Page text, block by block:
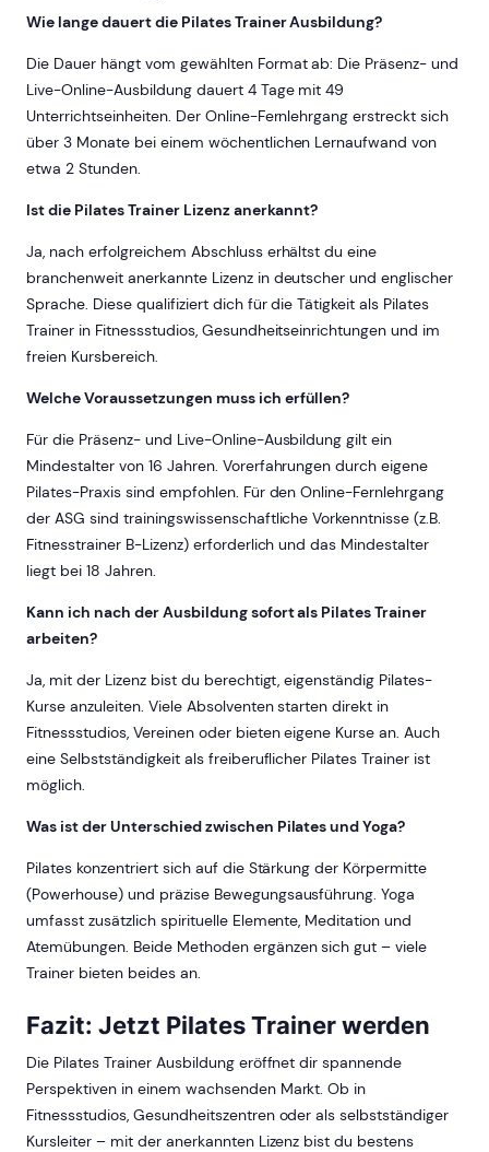
Wie lange dauert die Pilates Trainer Ausbildung?
Die Dauer hängt vom gewählten Format ab: Die Präsenz- und
Live-Online-Ausbildung dauert 4 Tage mit 49
Unterrichtseinheiten. Der Online-Fernlehrgang erstreckt sich
über 3 Monate bei einem wöchentlichen Lernaufwand von
etwa 2 Stunden.
Ist die Pilates Trainer Lizenz anerkannt?
Ja, nach erfolgreichem Abschluss erhältst du eine
branchenweit anerkannte Lizenz in deutscher und englischer
Sprache. Diese qualifiziert dich für die Tätigkeit als Pilates
Trainer in Fitnessstudios, Gesundheitseinrichtungen und im
freien Kursbereich.
Welche Voraussetzungen muss ich erfüllen?
Für die Präsenz- und Live-Online-Ausbildung gilt ein
Mindestalter von 16 Jahren. Vorerfahrungen durch eigene
Pilates-Praxis sind empfohlen. Für den Online-Fernlehrgang
der ASG sind trainingswissenschaftliche Vorkenntnisse (z.B.
Fitnesstrainer B-Lizenz) erforderlich und das Mindestalter
liegt bei 18 Jahren.
Kann ich nach der Ausbildung sofort als Pilates Trainer
arbeiten?
Ja, mit der Lizenz bist du berechtigt, eigenständig Pilates-
Kurse anzuleiten. Viele Absolventen starten direkt in
Fitnessstudios, Vereinen oder bieten eigene Kurse an. Auch
eine Selbstständigkeit als freiberuflicher Pilates Trainer ist
möglich.
Was ist der Unterschied zwischen Pilates und Yoga?
Pilates konzentriert sich auf die Stärkung der Körpermitte
(Powerhouse) und präzise Bewegungsausführung. Yoga
umfasst zusätzlich spirituelle Elemente, Meditation und
Atemübungen. Beide Methoden ergänzen sich gut – viele
Trainer bieten beides an.
Fazit: Jetzt Pilates Trainer werden
Die Pilates Trainer Ausbildung eröffnet dir spannende
Perspektiven in einem wachsenden Markt. Ob in
Fitnessstudios, Gesundheitszentren oder als selbstständiger
Kursleiter – mit der anerkannten Lizenz bist du bestens